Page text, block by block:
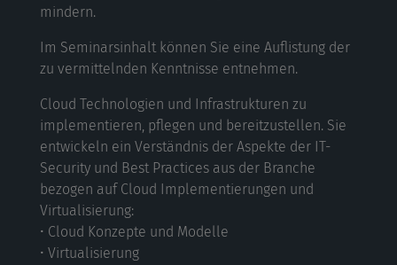
mindern.
Im Seminarsinhalt können Sie eine Auflistung der
zu vermittelnden Kenntnisse entnehmen.
Cloud Technologien und Infrastrukturen zu
implementieren, pflegen und bereitzustellen. Sie
entwickeln ein Verständnis der Aspekte der IT-
Security und Best Practices aus der Branche
bezogen auf Cloud Implementierungen und
Virtualisierung:
• Cloud Konzepte und Modelle
• Virtualisierung